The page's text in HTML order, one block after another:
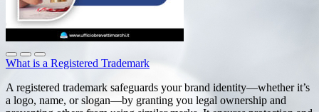
What is a Registered Trademark
A registered trademark safeguards your brand identity—whether it’s
a logo, name, or slogan—by granting you legal ownership and